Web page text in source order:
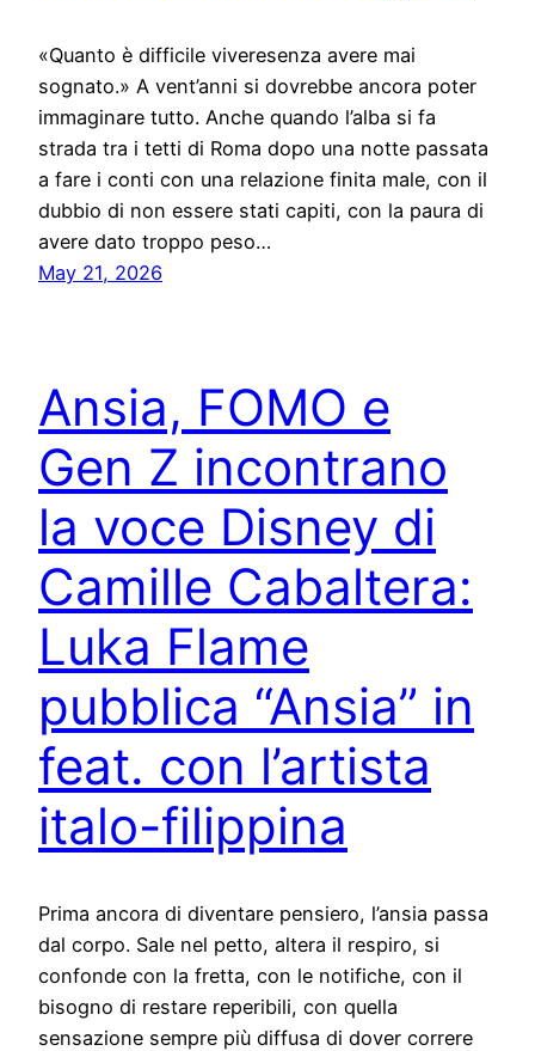
«Quanto è difficile viveresenza avere mai
sognato.» A vent’anni si dovrebbe ancora poter
immaginare tutto. Anche quando l’alba si fa
strada tra i tetti di Roma dopo una notte passata
a fare i conti con una relazione finita male, con il
dubbio di non essere stati capiti, con la paura di
avere dato troppo peso…
May 21, 2026
Ansia, FOMO e
Gen Z incontrano
la voce Disney di
Camille Cabaltera:
Luka Flame
pubblica “Ansia” in
feat. con l’artista
italo-filippina
Prima ancora di diventare pensiero, l’ansia passa
dal corpo. Sale nel petto, altera il respiro, si
confonde con la fretta, con le notifiche, con il
bisogno di restare reperibili, con quella
sensazione sempre più diffusa di dover correre